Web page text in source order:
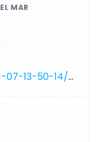
MAR
http://im-ka.gr/2013-01-07-13-50-14/2013-01-07-13-50-51/22-2013-01-21-15-41-10